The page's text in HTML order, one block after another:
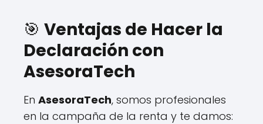
🎯 Ventajas de Hacer la
Declaración con
AsesoraTech
En AsesoraTech, somos profesionales
en la campaña de la renta y te damos: